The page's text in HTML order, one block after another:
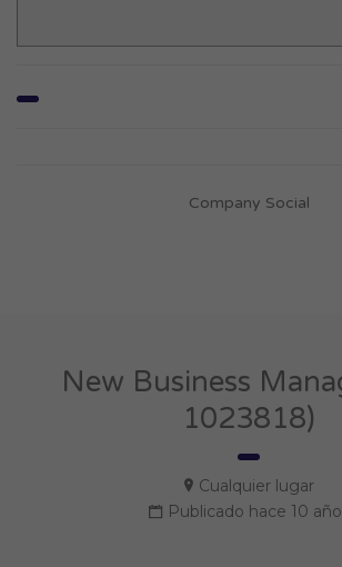
Company Social
New Business
1023818)
Cualquier lugar
Publicado hace 10